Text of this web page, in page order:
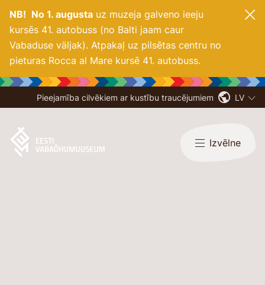
NB! No 1. augusta uz muzeja galveno ieeju
kursēs 41. autobuss (no Balti jaam caur
Vabaduse väljak). Atpakaļ uz pilsētas centru no
pieturas Rocca al Mare kursē 41. autobuss.
Pieejamība cilvēkiem ar kustību traucējumiem LV
Izvēlne